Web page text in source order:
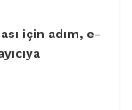
için adım, e-